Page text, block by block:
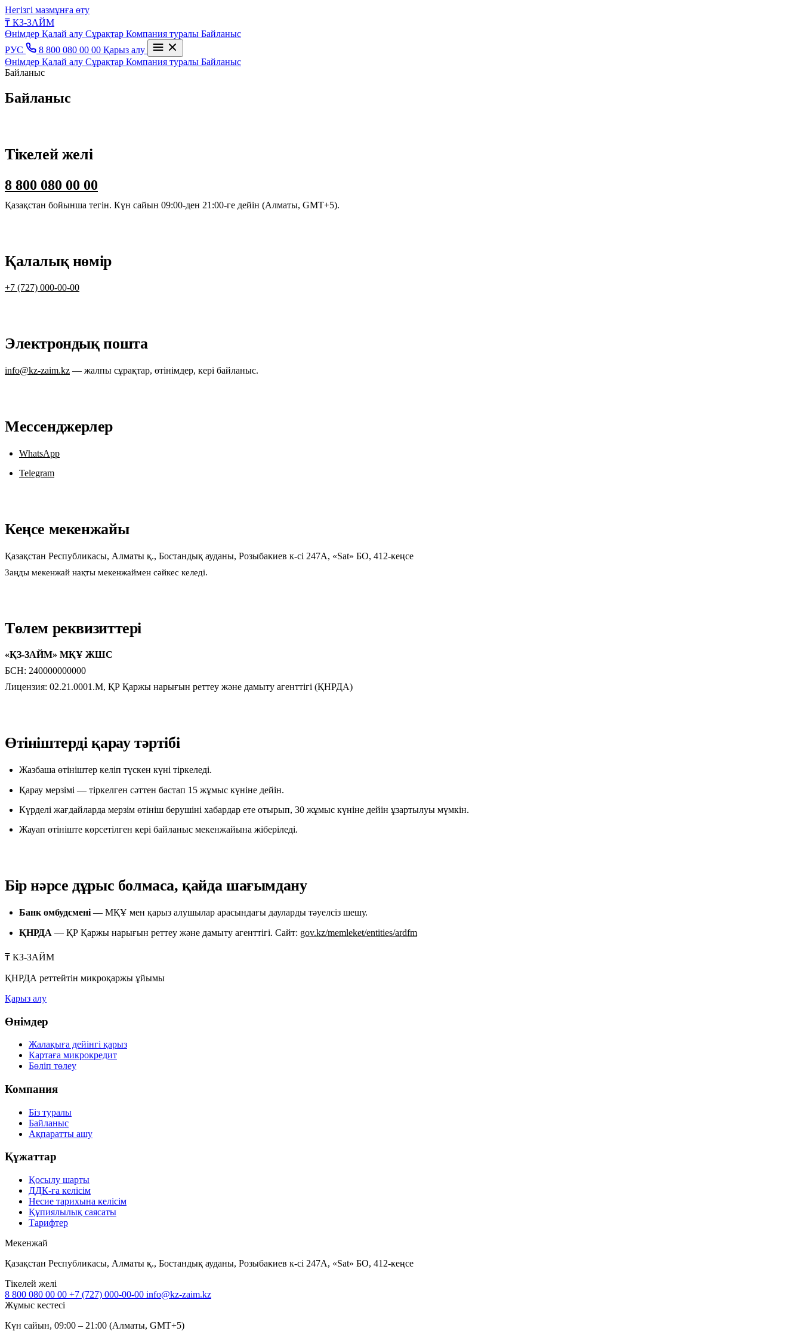
Негізгі мазмұнға өту
₸ КЗ-ЗАЙМ
Өнімдер Қалай алу Сұрақтар Компания туралы Байланыс
РУС
8 800 080 00 00 Қарыз алу
Өнімдер Қалай алу Сұрақтар Компания туралы Байланыс
Байланыс
Байланыс
Тікелей желі
8 800 080 00 00
Қазақстан бойынша тегін. Күн сайын 09:00-ден 21:00-ге дейін (Алматы, GMT+5).
Қалалық нөмір
+7 (727) 000-00-00
Электрондық пошта
info@kz-zaim.kz — жалпы сұрақтар, өтінімдер, кері байланыс.
Мессенджерлер
WhatsApp
Telegram
Кеңсе мекенжайы
Қазақстан Республикасы, Алматы қ., Бостандық ауданы, Розыбакиев к-сі 247А, «Sat» БО, 412-кеңсе
Заңды мекенжай нақты мекенжаймен сәйкес келеді.
Төлем реквизиттері
«ҚЗ-ЗАЙМ» МҚҰ ЖШС
БСН: 240000000000
Лицензия: 02.21.0001.M, ҚР Қаржы нарығын реттеу және дамыту агенттігі (ҚНРДА)
Өтініштерді қарау тәртібі
Жазбаша өтініштер келіп түскен күні тіркеледі.
Қарау мерзімі — тіркелген сәттен бастап 15 жұмыс күніне дейін.
Күрделі жағдайларда мерзім өтініш берушіні хабардар ете отырып, 30 жұмыс күніне дейін ұзартылуы мүмкін.
Жауап өтініште көрсетілген кері байланыс мекенжайына жіберіледі.
Бір нәрсе дұрыс болмаса, қайда шағымдану
Банк омбудсмені— МҚҰ мен қарыз алушылар арасындағы дауларды тәуелсіз шешу.
ҚНРДА — ҚР Қаржы нарығын реттеу және дамыту агенттігі. Сайт: gov.kz/memleket/entities/ardfm
₸ КЗ-ЗАЙМ
ҚНРДА реттейтін микроқаржы ұйымы
Қарыз алу
Өнімдер
Жалақыға дейінгі қарыз
Картаға микрокредит
Бөліп төлеу
Компания
Біз туралы
Байланыс
Ақпаратты ашу
Құжаттар
Қосылу шарты
ДДК-ға келісім
Несие тарихына келісім
Құпиялылық саясаты
Тарифтер
Мекенжай
Қазақстан Республикасы, Алматы қ., Бостандық ауданы, Розыбакиев к-сі 247А, «Sat» БО, 412-кеңсе
Тікелей желі
8 800 080 00 00 +7 (727) 000-00-00 info@kz-zaim.kz
Жұмыс кестесі
Күн сайын, 09:00 – 21:00 (Алматы, GMT+5)